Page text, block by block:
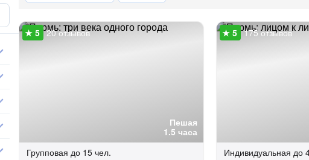
Пешая
1.5 часа
20 отзывов
Групповая до 15 чел.
175 отзывов
Индивидуальная до